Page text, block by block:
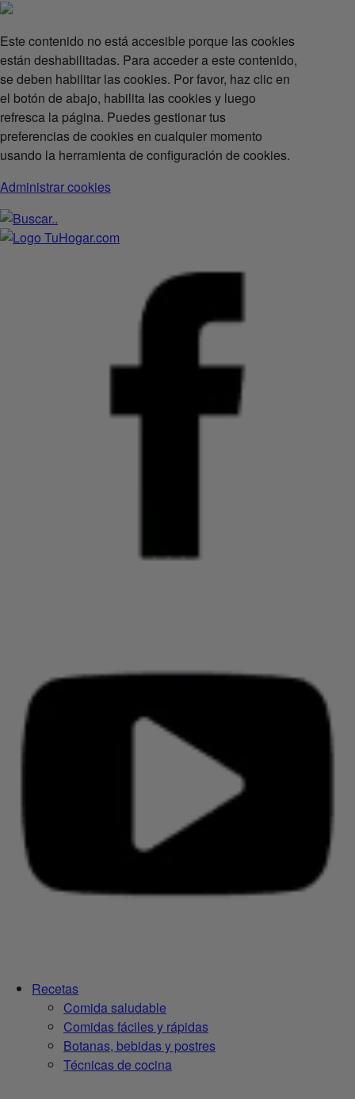
Este contenido no está accesible porque las cookies
están deshabilitadas. Para acceder a este contenido,
se deben habilitar las cookies. Por favor, haz clic en
el botón de abajo, habilita las cookies y luego
refresca la página. Puedes gestionar tus
preferencias de cookies en cualquier momento
usando la herramienta de configuración de cookies.
Administrar cookies
Recetas
Comida saludable
Comidas fáciles y rápidas
Botanas, bebidas y postres
Técnicas de cocina